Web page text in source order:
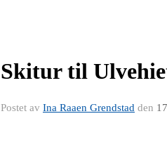
Skitur til
Postet av Ina Raaen Grendstad den